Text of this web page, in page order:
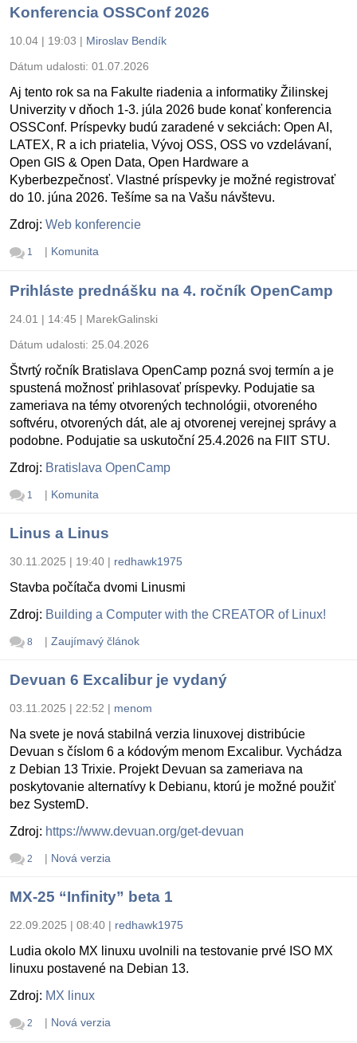
Konferencia OSSConf 2026
10.04 | 19:03 | Miroslav Bendík
Dátum udalosti: 01.07.2026
Aj tento rok sa na Fakulte riadenia a informatiky Žilinskej
Univerzity v dňoch 1-3. júla 2026 bude konať konferencia
OSSConf. Príspevky budú zaradené v sekciách: Open AI,
LATEX, R a ich priatelia, Vývoj OSS, OSS vo vzdelávaní,
Open GIS & Open Data, Open Hardware a
Kyberbezpečnosť. Vlastné príspevky je možné registrovať
do 10. júna 2026. Tešíme sa na Vašu návštevu.
Zdroj: Web konferencie
1 | Komunita
Prihláste prednášku na 4. ročník OpenCamp
24.01 | 14:45 | MarekGalinski
Dátum udalosti: 25.04.2026
Štvrtý ročník Bratislava OpenCamp pozná svoj termín a je
spustená možnosť prihlasovať príspevky. Podujatie sa
zameriava na témy otvorených technológii, otvoreného
softvéru, otvorených dát, ale aj otvorenej verejnej správy a
podobne. Podujatie sa uskutoční 25.4.2026 na FIIT STU.
Zdroj: Bratislava OpenCamp
1 | Komunita
Linus a Linus
30.11.2025 | 19:40 | redhawk1975
Stavba počítača dvomi Linusmi
Zdroj: Building a Computer with the CREATOR of Linux!
8 | Zaujímavý článok
Devuan 6 Excalibur je vydaný
03.11.2025 | 22:52 | menom
Na svete je nová stabilná verzia linuxovej distribúcie
Devuan s číslom 6 a kódovým menom Excalibur. Vychádza
z Debian 13 Trixie. Projekt Devuan sa zameriava na
poskytovanie alternatívy k Debianu, ktorú je možné použiť
bez SystemD.
Zdroj: https://www.devuan.org/get-devuan
2 | Nová verzia
MX-25 “Infinity” beta 1
22.09.2025 | 08:40 | redhawk1975
Ludia okolo MX linuxu uvolnili na testovanie prvé ISO MX
linuxu postavené na Debian 13.
Zdroj: MX linux
2 | Nová verzia